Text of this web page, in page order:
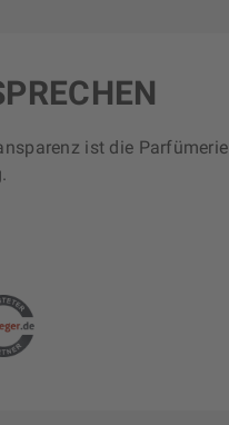
ist die Parfümerie